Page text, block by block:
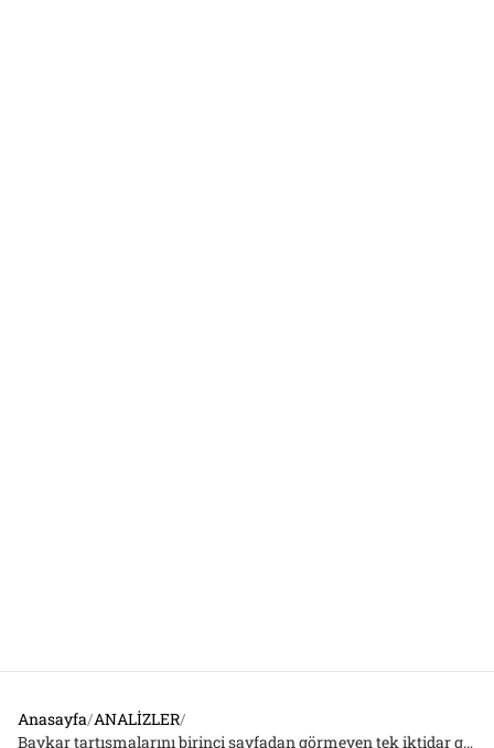
Anasayfa/ANALİZLER/
Baykar tartışmalarını birinci sayfadan görmeyen tek iktidar gazetesi: Sabah